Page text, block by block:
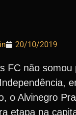
20/10/2019
FC não
o Alvinegro
etapa na